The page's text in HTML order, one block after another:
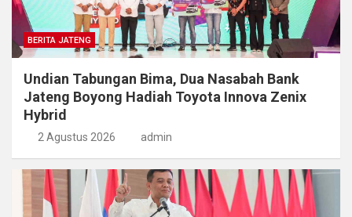
BERITA JATENG
Undian Tabungan Bima, Dua Nasabah Bank
Jateng Boyong Hadiah Toyota Innova Zenix
Hybrid
2 Agustus 2026 admin